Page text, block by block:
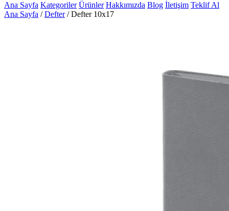
Ana Sayfa Kategoriler Ürünler Hakkımızda Blog İletişim Teklif Al
Ana Sayfa / Defter / Defter 10x17